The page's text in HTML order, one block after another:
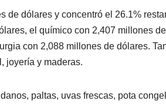
de dólares y concentró el 26.1%
el químico con 2,407 millones
con 2,088 millones de dólares.
joyería y maderas.
paltas, uvas frescas, pota